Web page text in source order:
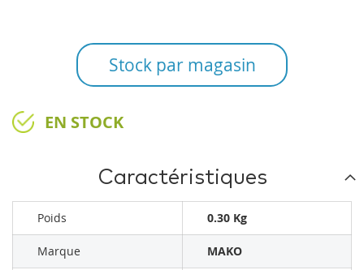
Stock par magasin
EN STOCK
Caractéristiques
Poids 0.30 Kg
Marque MAKO